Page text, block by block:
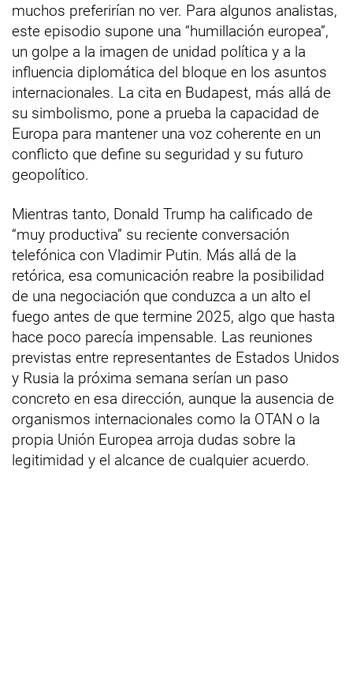
muchos preferirían no ver. Para algunos analistas,
este episodio supone una “humillación europea”,
un golpe a la imagen de unidad política y a la
influencia diplomática del bloque en los asuntos
internacionales. La cita en Budapest, más allá de
su simbolismo, pone a prueba la capacidad de
Europa para mantener una voz coherente en un
conflicto que define su seguridad y su futuro
geopolítico.
Mientras tanto, Donald Trump ha calificado de
“muy productiva” su reciente conversación
telefónica con Vladimir Putin. Más allá de la
retórica, esa comunicación reabre la posibilidad
de una negociación que conduzca a un alto el
fuego antes de que termine 2025, algo que hasta
hace poco parecía impensable. Las reuniones
previstas entre representantes de Estados Unidos
y Rusia la próxima semana serían un paso
concreto en esa dirección, aunque la ausencia de
organismos internacionales como la OTAN o la
propia Unión Europea arroja dudas sobre la
legitimidad y el alcance de cualquier acuerdo.